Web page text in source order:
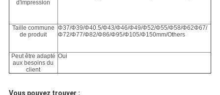
d'impression
Taille commune
de produit
Φ37/Φ39/Φ40.5/Φ43/Φ46/Φ49/Φ52/Φ55/Φ58/Φ62Φ67/
Φ72/Φ77/Φ82/Φ86/Φ95/Φ105/Φ150mm/Others
Peut être adapté
aux besoins du
client
Oui
Vous pouvez trouver :